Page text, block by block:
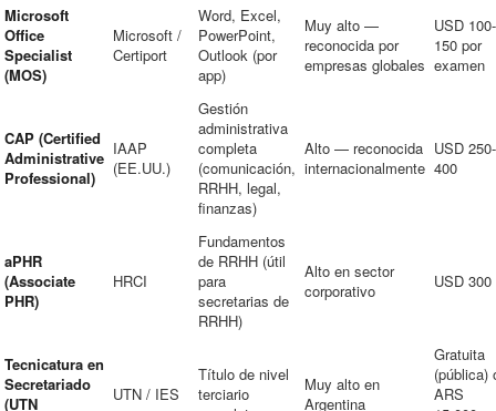
Microsoft
Office
Specialist
(MOS)
Microsoft /
Certiport
Word, Excel,
PowerPoint,
Outlook (por
app)
Muy alto —
reconocida por
empresas globales
USD 100-
150 por
examen
CAP (Certified
Administrative
Professional)
IAAP
(EE.UU.)
Gestión
administrativa
completa
(comunicación,
RRHH, legal,
finanzas)
Alto — reconocida
internacionalmente
USD 250-
400
aPHR
(Associate
PHR)
HRCI
Fundamentos
de RRHH (útil
para
secretarias de
RRHH)
Alto en sector
corporativo
USD 300
Tecnicatura en
Secretariado
(UTN
UTN / IES
Título de nivel
terciario
Muy alto en
Argentina
Gratuita
(pública)
ARS